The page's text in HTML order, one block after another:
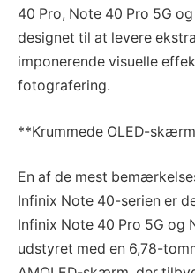
40 Pro, Note 40 Pro 5G
designet til at levere
imponerende visuelle
fotografering.
**Krummede OLED-
En af de mest
Infinix Note 40-serien er
Infinix Note 40 Pro 5G og
udstyret med en 6,78-